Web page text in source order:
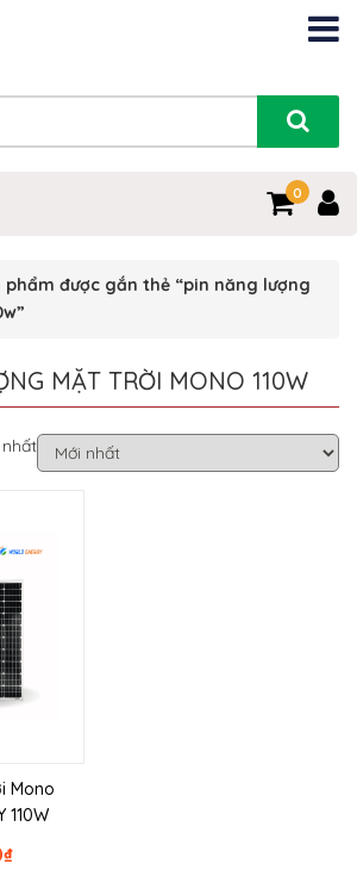
0
phẩm được gắn thẻ “pin năng lượng
MẶT TRỜI MONO 110W
Mono
110W
₫